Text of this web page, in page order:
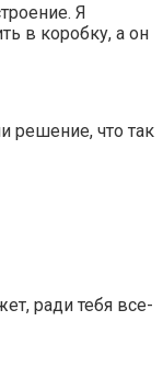
Я
в коробку, а он
решение, что так
ради тебя все-